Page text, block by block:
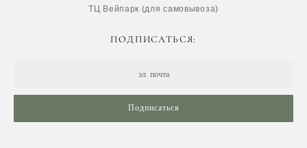
ТЦ Вейпарк (для самовывоза)
ПОДПИСАТЬСЯ:
Подписаться